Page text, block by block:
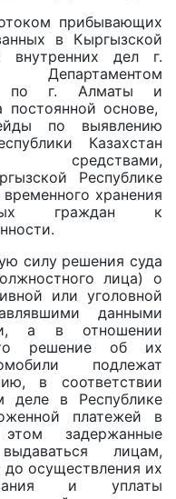
прибывающих
в Кыргызской
внутренних дел г.
по г. Алматы и
основе,
по выявлению
Казахстан
средствами,
Республике
хранения
граждан к
силу решения суда
лица) о
или уголовной
данными
а в отношении
решение об их
подлежат
в соответствии
деле в Республике
платежей в
задержанные
лицам,
осуществления их
и уплаты